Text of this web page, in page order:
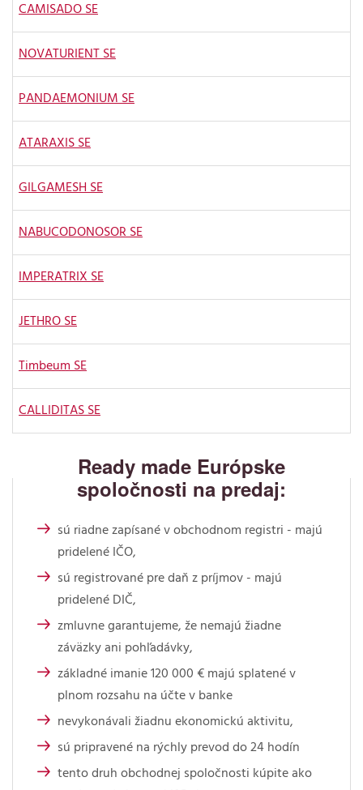
CAMISADO SE
NOVATURIENT SE
PANDAEMONIUM SE
ATARAXIS SE
GILGAMESH SE
NABUCODONOSOR SE
IMPERATRIX SE
JETHRO SE
Timbeum SE
CALLIDITAS SE
Ready made Európske
spoločnosti na predaj:
sú riadne zapísané v obchodnom registri - majú
pridelené IČO,
sú registrované pre daň z príjmov - majú
pridelené DIČ,
zmluvne garantujeme, že nemajú žiadne
záväzky ani pohľadávky,
základné imanie 120 000 € majú splatené v
plnom rozsahu na účte v banke
nevykonávali žiadnu ekonomickú aktivitu,
sú pripravené na rýchly prevod do 24 hodín
tento druh obchodnej spoločnosti kúpite ako